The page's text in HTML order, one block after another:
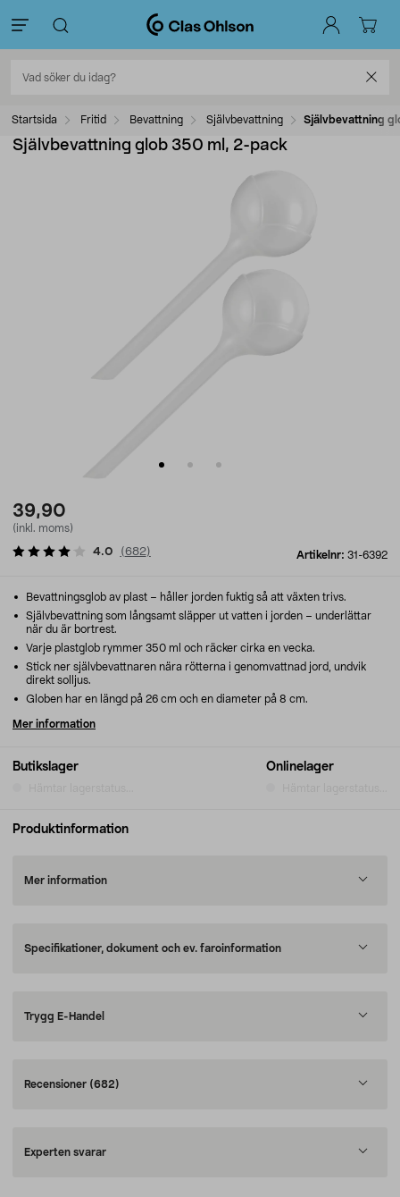
Startsida Fritid Bevattning Självbevattning Självbevattning
Självbevattning glob 350 ml, 2-pack
39,90
(inkl. moms)
Artikelnr: 31-6392
4.0 (682)
Butikslager Onlinelager
Bevattningsglob av plast – håller jorden fuktig så att växten trivs.
Självbevattning som långsamt släpper ut vatten i jorden – underlättar
när du är bortrest.
Varje plastglob rymmer 350 ml och räcker cirka en vecka.
Stick ner självbevattnaren nära rötterna i genomvattnad jord, undvik
direkt solljus.
Globen har en längd på 26 cm och en diameter på 8 cm.
Mer information
Produktinformation
Mer information
Specifikationer, dokument och ev. faroinformation
Trygg E-Handel
Recensioner (682)
Experten svarar